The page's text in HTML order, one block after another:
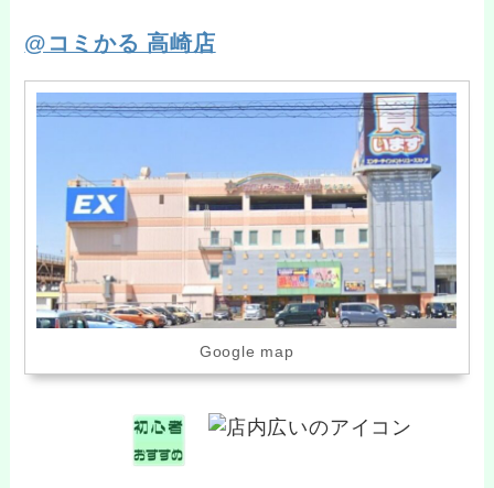
@コミかる 高崎店
Google map